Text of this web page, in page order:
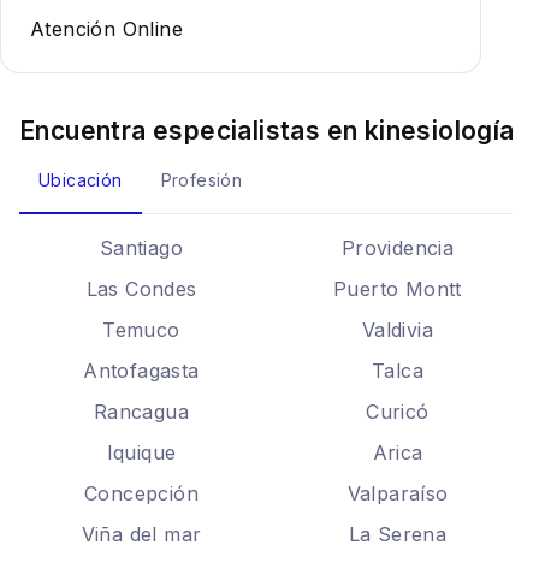
Atención Online
Encuentra especialistas en kinesiología
Ubicación Profesión
Santiago
Providencia
Las Condes
Puerto Montt
Temuco
Valdivia
Antofagasta
Talca
Rancagua
Curicó
Iquique
Arica
Concepción
Valparaíso
Viña del mar
La Serena